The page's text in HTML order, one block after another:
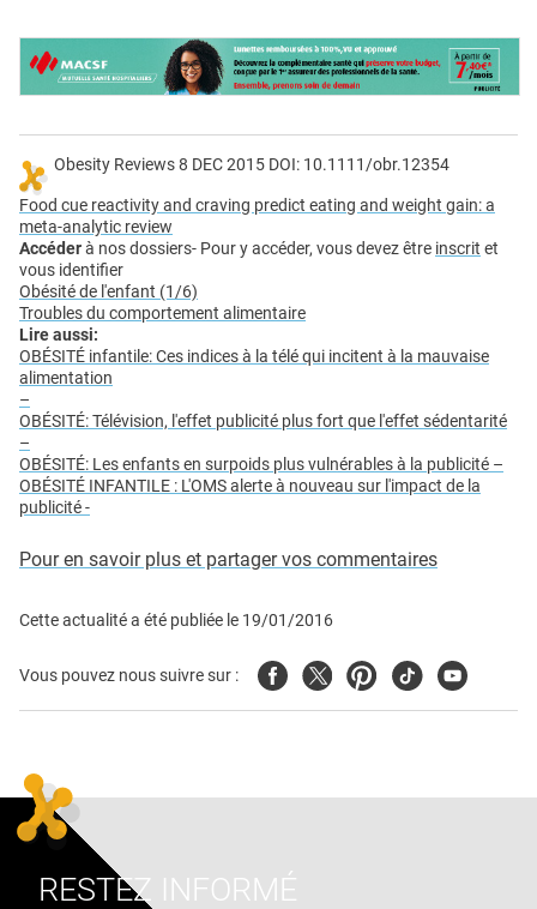
Obesity Reviews 8 DEC 2015 DOI: 10.1111/obr.12354
Food cue reactivity and craving predict eating and weight gain: a
meta-analytic review
Accéderà nos dossiers- Pour y accéder, vous devez être inscrit et
vous identifier
Obésité de l'enfant (1/6)
Troubles du comportement alimentaire
Lire aussi:
OBÉSITÉ infantile: Ces indices à la télé qui incitent à la mauvaise
alimentation
–
OBÉSITÉ: Télévision, l'effet publicité plus fort que l'effet sédentarité
–
OBÉSITÉ: Les enfants en surpoids plus vulnérables à la publicité –
OBÉSITÉ INFANTILE : L'OMS alerte à nouveau sur l'impact de la
publicité -
Pour en savoir plus et partager vos commentaires
Cette actualité a été publiée le 19/01/2016
Vous pouvez nous suivre sur : FacebookTwitterPinterest
TiktokYoutube
RESTEZ INFORMÉ